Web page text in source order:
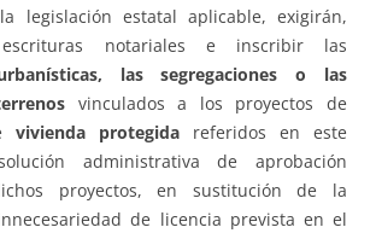
legislación estatal aplicable, exigirán,
notariales e inscribir las
las segregaciones o las
vinculados a los proyectos de
vivienda protegida referidos en este
administrativa de aprobación
proyectos, en sustitución de la
de licencia prevista en el